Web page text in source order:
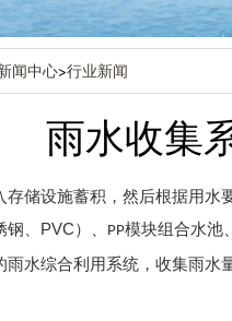
闻中心>行业新闻
雨水收集
存储设施蓄积，然后根据用水
、PVC）、 PP模块组合水池
雨水综合利用系统，收集雨